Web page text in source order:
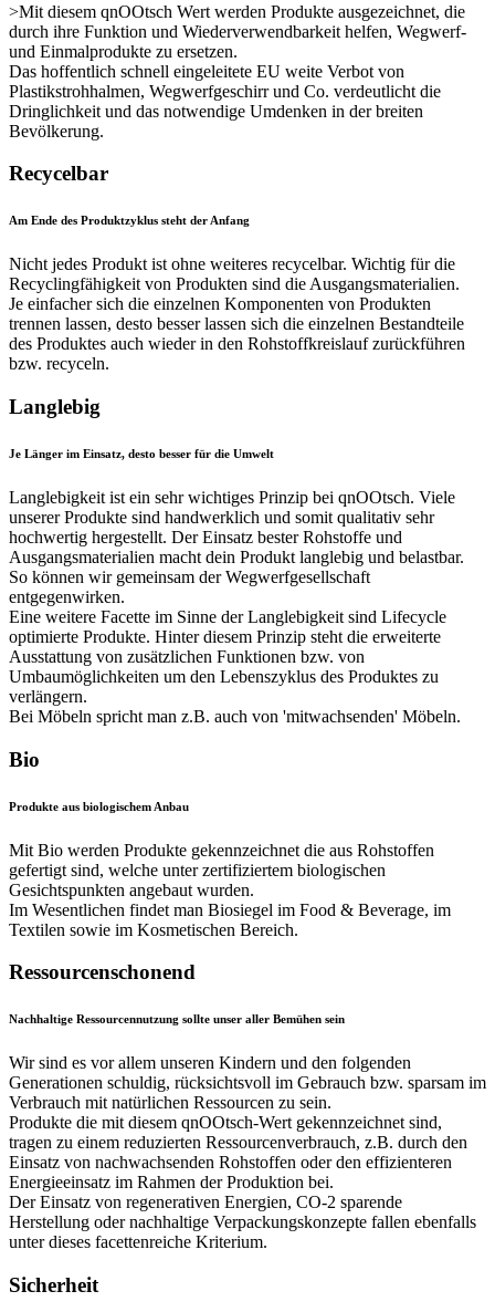
>Mit diesem qnOOtsch Wert werden Produkte ausgezeichnet, die
durch ihre Funktion und Wiederverwendbarkeit helfen, Wegwerf-
und Einmalprodukte zu ersetzen.
Das hoffentlich schnell eingeleitete EU weite Verbot von
Plastikstrohhalmen, Wegwerfgeschirr und Co. verdeutlicht die
Dringlichkeit und das notwendige Umdenken in der breiten
Bevölkerung.
Recycelbar
Am Ende des Produktzyklus steht der Anfang
Nicht jedes Produkt ist ohne weiteres recycelbar. Wichtig für die
Recyclingfähigkeit von Produkten sind die Ausgangsmaterialien.
Je einfacher sich die einzelnen Komponenten von Produkten
trennen lassen, desto besser lassen sich die einzelnen Bestandteile
des Produktes auch wieder in den Rohstoffkreislauf zurückführen
bzw. recyceln.
Langlebig
Je Länger im Einsatz, desto besser für die Umwelt
Langlebigkeit ist ein sehr wichtiges Prinzip bei qnOOtsch. Viele
unserer Produkte sind handwerklich und somit qualitativ sehr
hochwertig hergestellt. Der Einsatz bester Rohstoffe und
Ausgangsmaterialien macht dein Produkt langlebig und belastbar.
So können wir gemeinsam der Wegwerfgesellschaft
entgegenwirken.
Eine weitere Facette im Sinne der Langlebigkeit sind Lifecycle
optimierte Produkte. Hinter diesem Prinzip steht die erweiterte
Ausstattung von zusätzlichen Funktionen bzw. von
Umbaumöglichkeiten um den Lebenszyklus des Produktes zu
verlängern.
Bei Möbeln spricht man z.B. auch von 'mitwachsenden' Möbeln.
Bio
Produkte aus biologischem Anbau
Mit Bio werden Produkte gekennzeichnet die aus Rohstoffen
gefertigt sind, welche unter zertifiziertem biologischen
Gesichtspunkten angebaut wurden.
Im Wesentlichen findet man Biosiegel im Food & Beverage, im
Textilen sowie im Kosmetischen Bereich.
Ressourcenschonend
Nachhaltige Ressourcennutzung sollte unser aller Bemühen sein
Wir sind es vor allem unseren Kindern und den folgenden
Generationen schuldig, rücksichtsvoll im Gebrauch bzw. sparsam im
Verbrauch mit natürlichen Ressourcen zu sein.
Produkte die mit diesem qnOOtsch-Wert gekennzeichnet sind,
tragen zu einem reduzierten Ressourcenverbrauch, z.B. durch den
Einsatz von nachwachsenden Rohstoffen oder den effizienteren
Energieeinsatz im Rahmen der Produktion bei.
Der Einsatz von regenerativen Energien, CO-2 sparende
Herstellung oder nachhaltige Verpackungskonzepte fallen ebenfalls
unter dieses facettenreiche Kriterium.
Sicherheit